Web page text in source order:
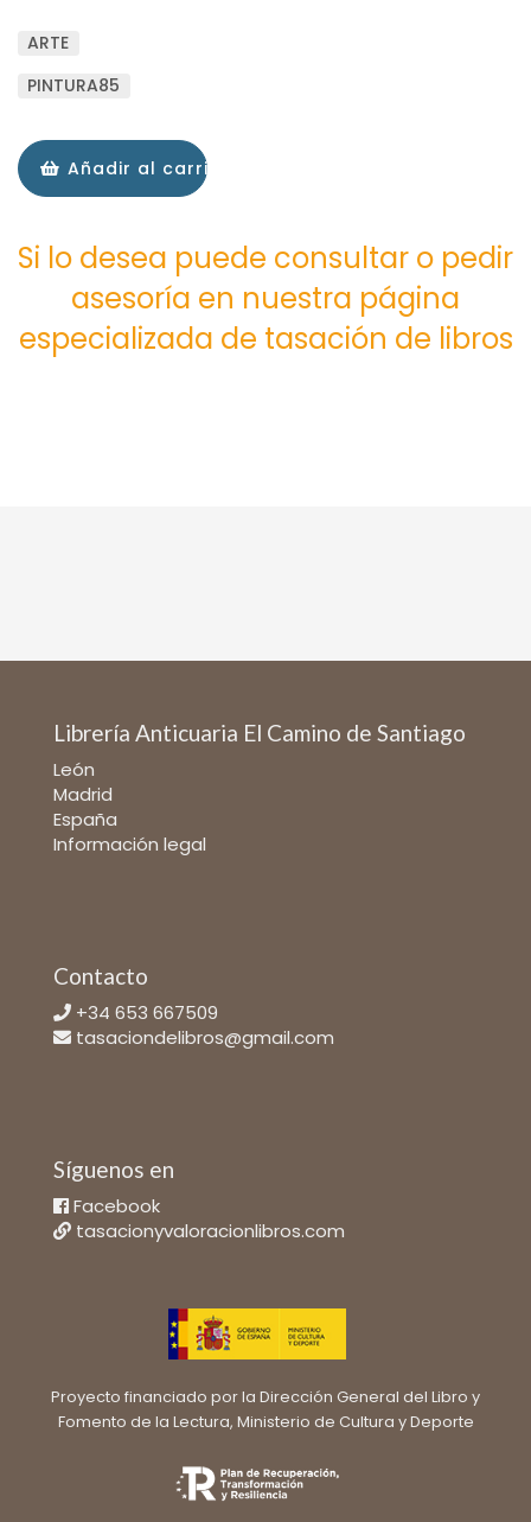
ARTE
PINTURA85
Añadir al carrito
Si lo desea puede consultar o pedir
asesoría en nuestra página
especializada de tasación de libros
Librería Anticuaria El Camino de Santiago
León
Madrid
España
Información legal
Contacto
+34 653 667509
tasaciondelibros@gmail.com
Síguenos en
Facebook
tasacionyvaloracionlibros.com
Proyecto financiado por la Dirección General del Libro y
Fomento de la Lectura, Ministerio de Cultura y Deporte